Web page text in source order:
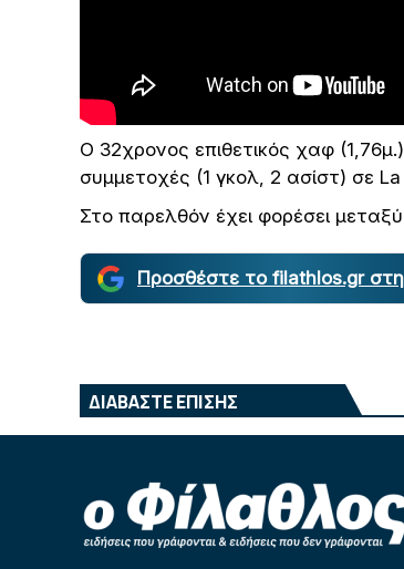
Ο 32χρονος επιθετικός χαφ
συμμετοχές (1 γκολ, 2 ασίστ) σε
Στο παρελθόν έχει φορέσει
Προσθέστε το filathlos.gr
ΔΙΑΒΑΣΤΕ ΕΠΙΣΗΣ